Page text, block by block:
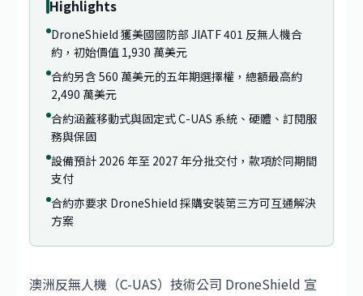
Highlights
DroneShield 獲美國國防部 JIATF 401 反無人機合
約，初始價值 1,930 萬美元
合約另含 560 萬美元的五年期選擇權，總額最高約
2,490 萬美元
合約涵蓋移動式與固定式 C-UAS 系統、硬體、訂閱服
務與保固
設備預計 2026 年至 2027 年分批交付，款項於同期間
支付
合約亦要求 DroneShield 採購安裝第三方可互通解決
方案
澳洲反無人機（C-UAS）技術公司 DroneShield 宣